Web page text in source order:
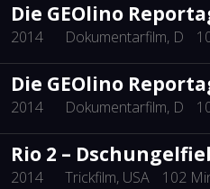
Die GEOlino
2014 Dokumentarfilm, D
Die GEOlino
2014 Dokumentarfilm, D
Rio 2 –
2014 Trickfilm, USA 102